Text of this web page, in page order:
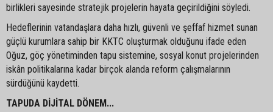
birlikleri sayesinde stratejik projelerin hayata geçirildiğini söyledi.
Hedeflerinin vatandaşlara daha hızlı, güvenli ve şeffaf hizmet sunan
güçlü kurumlara sahip bir KKTC oluşturmak olduğunu ifade eden
Oğuz, göç yönetiminden tapu sistemine, sosyal konut projelerinden
iskân politikalarına kadar birçok alanda reform çalışmalarının
sürdüğünü kaydetti.
TAPUDA DİJİTAL DÖNEM...